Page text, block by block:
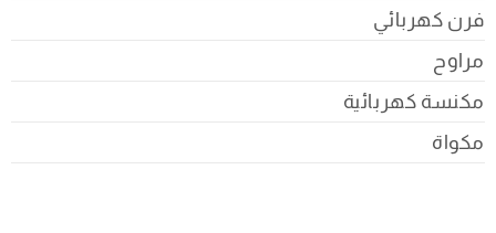
فرن كهربائي
مراوح
مكنسة كهربائية
مكواة